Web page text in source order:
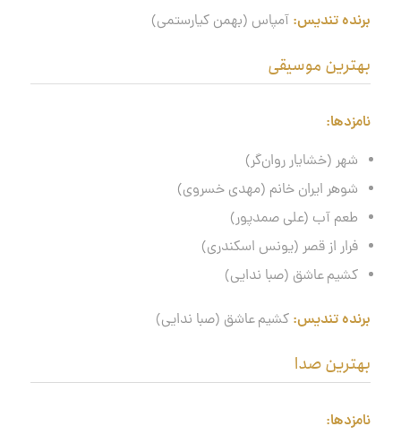
برنده تندیس: آمپاس (بهمن کیارستمی)
بهترین موسیقی
نامزدها:
شهر (خشایار روان‌گر)
شوهر ایران خانم (مهدی خسروی)
طعم آب (علی صمدپور)
فرار از قصر (یونس اسکندری)
کشیم عاشق (صبا ندایی)
برنده تندیس: کشیم عاشق (صبا ندایی)
بهترین صدا
نامزدها: